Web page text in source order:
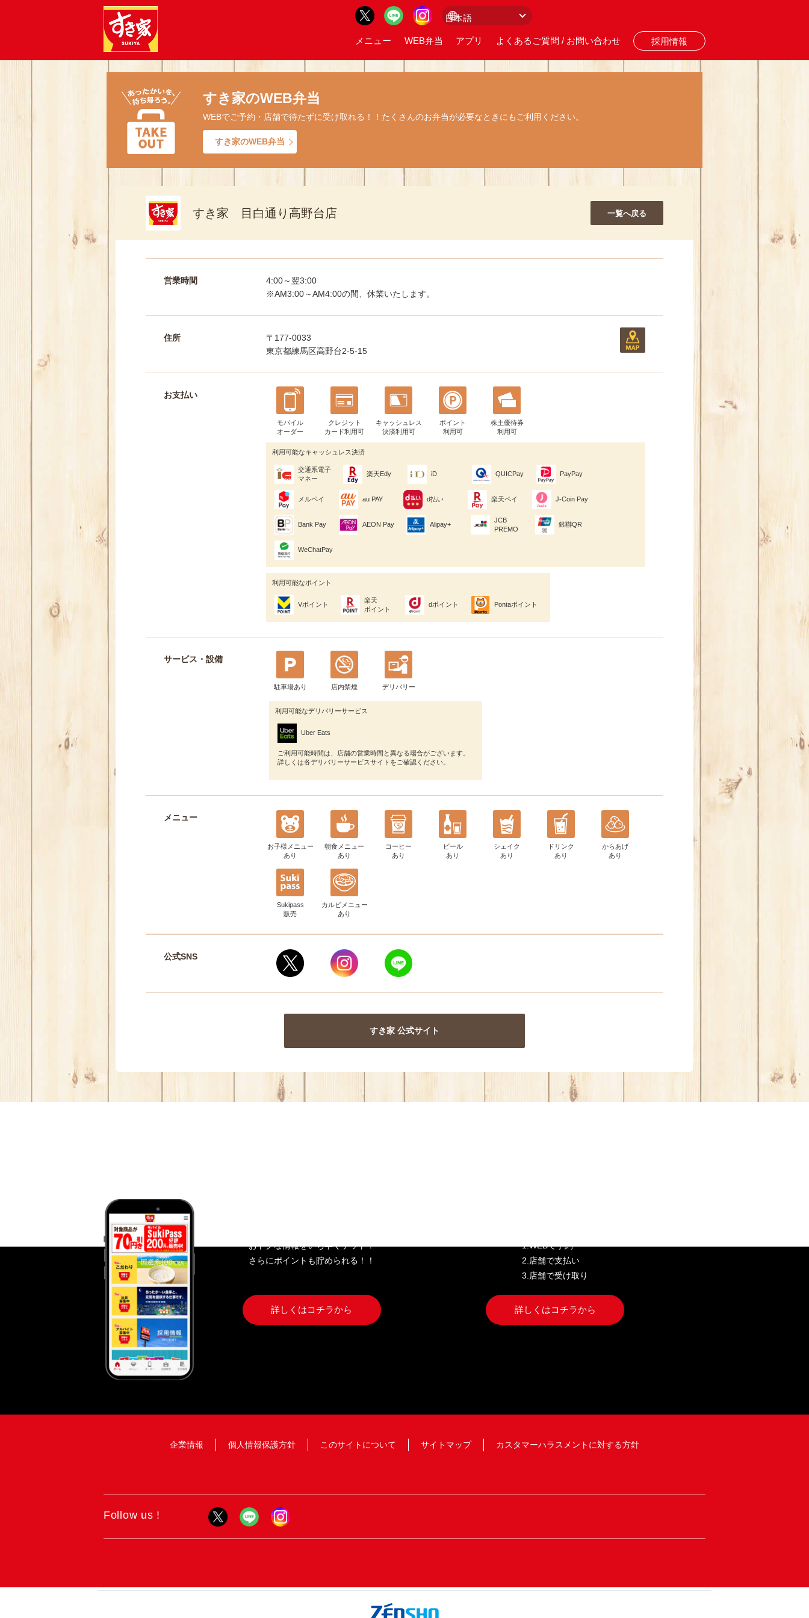
メニュー WEB弁当 アプリ よくあるご質問 / お問い合わせ 採用情報
すき家のWEB弁当
WEBでご予約・店舗で待たずに受け取れる！！たくさんのお弁当が必要なときにもご利用ください。
すき家のWEB弁当
すき家 目白通り高野台店
営業時間
4:00～翌3:00
※AM3:00～AM4:00の間、休業いたします。
住所
〒177-0033
東京都練馬区高野台2-5-15
お支払い
モバイル
オーダー
クレジット
カード利用可
キャッシュレス
決済利用可
ポイント
利用可
株主優待券
利用可
利用可能なキャッシュレス決済
交通系電子
マネー
楽天Edy iD QUICPay PayPay
メルペイ au PAY d払い 楽天ペイ J-Coin Pay
Bank Pay AEON Pay Alipay+
JCB
PREMO
銀聯QR
WeChatPay
利用可能なポイント
Vポイント
楽天
ポイント
dポイント Pontaポイント
サービス・設備
駐車場あり 店内禁煙 デリバリー
利用可能なデリバリーサービス
Uber Eats
ご利用可能時間は、店舗の営業時間と異なる場合がございます。
詳しくは各デリバリーサービスサイトをご確認ください。
メニュー
お子様メニュー
あり
朝食メニュー
あり
コーヒー
あり
ビール
あり
シェイク
あり
ドリンク
あり
からあげ
あり
Sukipass
販売
カルビメニュー
あり
公式SNS
すき家 公式サイト
一覧へ戻る
おトクな情報をいち早くゲット！
さらにポイントも貯められる！！
詳しくはコチラから
1.WEBで予約
2.店舗で支払い
3.店舗で受け取り
詳しくはコチラから
企業情報 個人情報保護方針 このサイトについて サイトマップ カスタマーハラスメントに対する方針
Follow us !